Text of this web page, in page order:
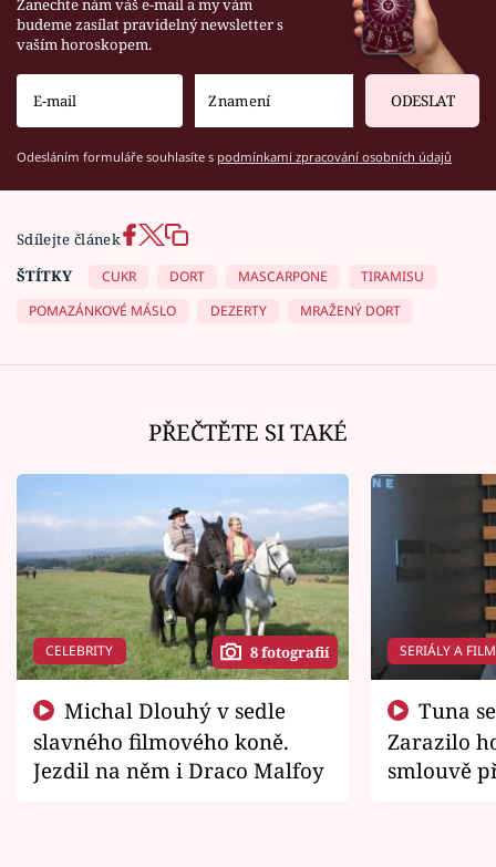
budeme zasílat pravidelný newsletter s
vaším horoskopem.
ODESLAT
Odesláním formuláře souhlasíte s podmínkami zpracování osobních údajů
Sdílejte článek
ŠTÍTKY
CUKR DORT MASCARPONE
TIRAMISU
POMAZÁNKOVÉ MÁSLO
DEZERTY MRAŽENÝ DORT
PŘEČTĚTE SI TAKÉ
CELEBRITY 8 fotografií
slavného filmového koně.
Jezdil na něm i Draco Malfoy
SERIÁLY A
Zarazilo
smlouvě